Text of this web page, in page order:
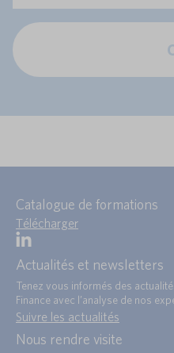
Catalogue de formations
Télécharger
Actualités et newsletters
Tenez vous informés des
Finance avec l’analyse de nos
Suivre les actualités
Nous rendre visite